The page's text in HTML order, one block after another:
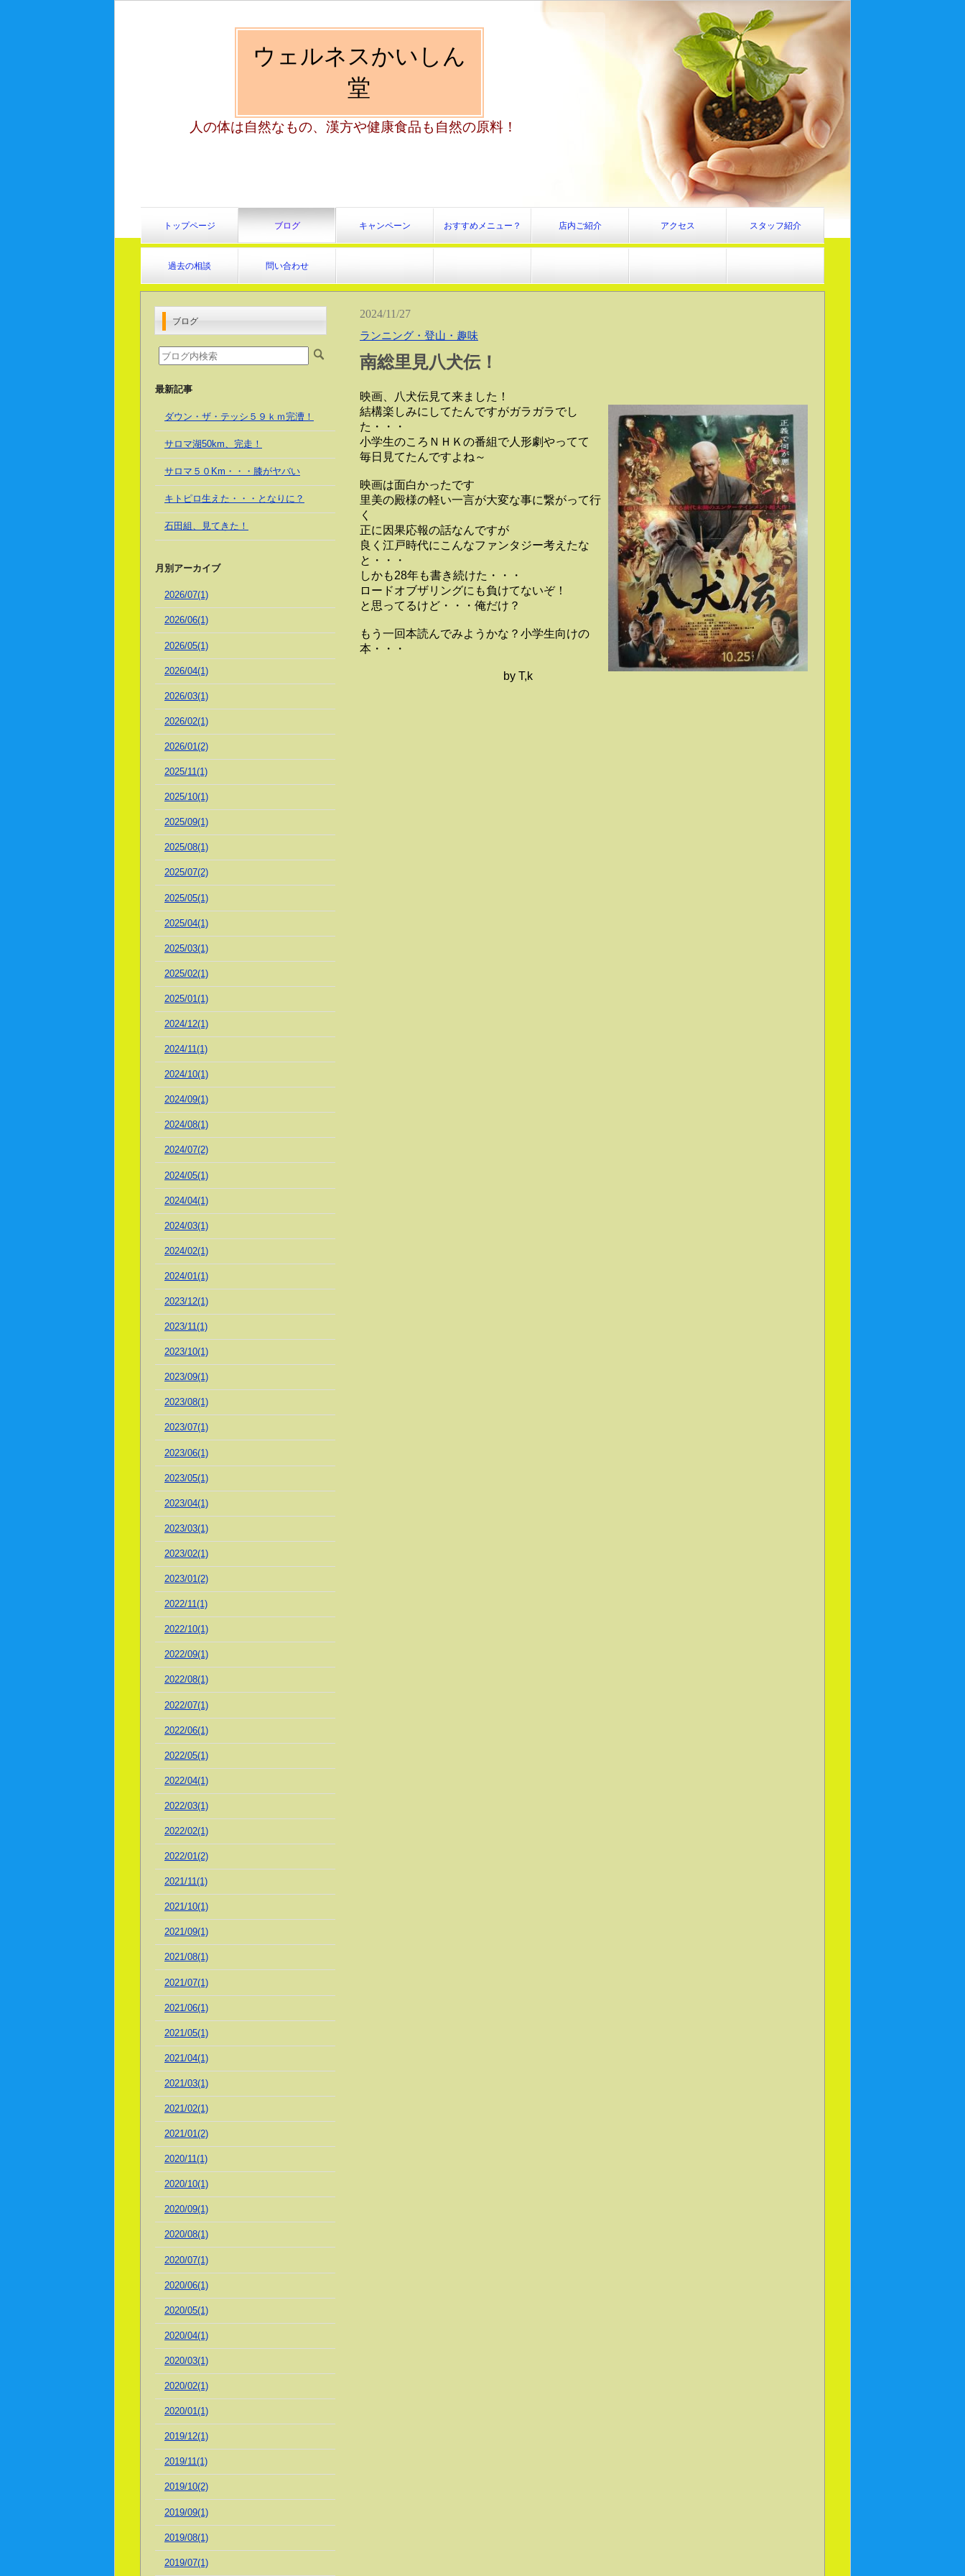
ウェルネスかいしん
堂
人の体は自然なもの、漢方や健康食品も自然の原料！
トップページ ブログ キャンペーン おすすめメニュー？ 店内ご紹介 アクセス スタッフ紹介
過去の相談 問い合わせ
2024/11/27
ランニング・登山・趣味
南総里見八犬伝！
映画、八犬伝見て来ました！
結構楽しみにしてたんですがガラガラでし
た・・・
小学生のころＮＨＫの番組で人形劇やってて
毎日見てたんですよね～
映画は面白かったです
里美の殿様の軽い一言が大変な事に繋がって行
く
正に因果応報の話なんですが
良く江戸時代にこんなファンタジー考えたな
と・・・
しかも28年も書き続けた・・・
ロードオブザリングにも負けてないぞ！
と思ってるけど・・・俺だけ？
もう一回本読んでみようかな？小学生向けの
本・・・
by T,k
ブログ
最新記事
ダウン・ザ・テッシ５９ｋｍ完漕！
サロマ湖50km、完走！
サロマ５０Km・・・膝がヤバい
キトピロ生えた・・・となりに？
石田組、見てきた！
月別アーカイブ
2026/07(1)
2026/06(1)
2026/05(1)
2026/04(1)
2026/03(1)
2026/02(1)
2026/01(2)
2025/11(1)
2025/10(1)
2025/09(1)
2025/08(1)
2025/07(2)
2025/05(1)
2025/04(1)
2025/03(1)
2025/02(1)
2025/01(1)
2024/12(1)
2024/11(1)
2024/10(1)
2024/09(1)
2024/08(1)
2024/07(2)
2024/05(1)
2024/04(1)
2024/03(1)
2024/02(1)
2024/01(1)
2023/12(1)
2023/11(1)
2023/10(1)
2023/09(1)
2023/08(1)
2023/07(1)
2023/06(1)
2023/05(1)
2023/04(1)
2023/03(1)
2023/02(1)
2023/01(2)
2022/11(1)
2022/10(1)
2022/09(1)
2022/08(1)
2022/07(1)
2022/06(1)
2022/05(1)
2022/04(1)
2022/03(1)
2022/02(1)
2022/01(2)
2021/11(1)
2021/10(1)
2021/09(1)
2021/08(1)
2021/07(1)
2021/06(1)
2021/05(1)
2021/04(1)
2021/03(1)
2021/02(1)
2021/01(2)
2020/11(1)
2020/10(1)
2020/09(1)
2020/08(1)
2020/07(1)
2020/06(1)
2020/05(1)
2020/04(1)
2020/03(1)
2020/02(1)
2020/01(1)
2019/12(1)
2019/11(1)
2019/10(2)
2019/09(1)
2019/08(1)
2019/07(1)